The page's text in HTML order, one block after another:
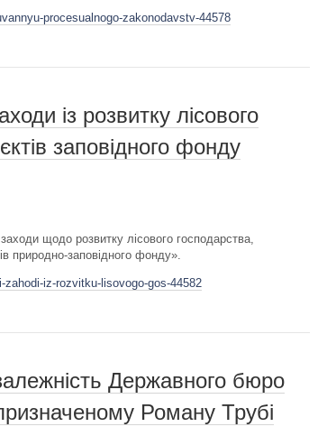
procesualnogo-zakonodavstv-44578
із розвитку лісового
заповідного фонду
щодо розвитку лісового господарства,
природно-заповідного фонду».
iz-rozvitku-lisovogo-gos-44582
Державного бюро
Роману Трубі